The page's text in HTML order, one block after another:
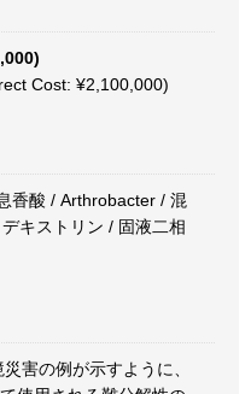
Cost: ¥2,100,000)
香酸 / Arthrobacter / 混
キストリン / 固液二相
害の例が示すように、